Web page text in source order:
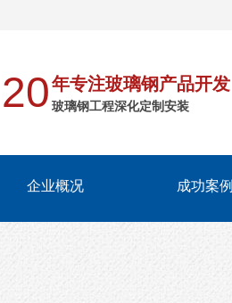
20年专注玻璃钢产品开发
玻璃钢工程深化定制安装
企业概况 成功案例